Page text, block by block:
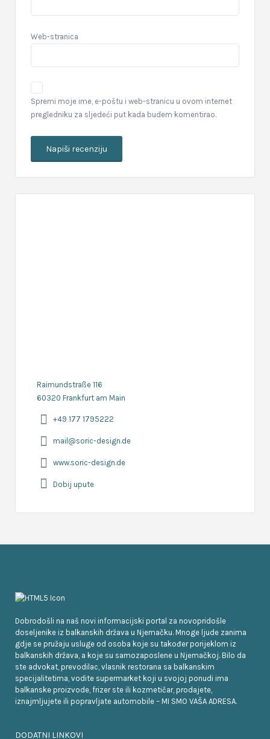
Web-stranica
Spremi moje ime, e-poštu i web-stranicu u ovom internet
pregledniku za sljedeći put kada budem komentirao.
Raimundstraße 116
60320 Frankfurt am Main
+49 177 1795222
mail@soric-design.de
www.soric-design.de
Dobij upute
Dobrodošli na naš novi informacijski portal za novopridošle
doseljenike iz balkanskih država u Njemačku. Mnoge ljude zanima
gdje se pružaju usluge od osoba koje su također porijeklom iz
balkanskih država, a koje su samozaposlene u Njemačkoj. Bilo da
ste advokat, prevodilac, vlasnik restorana sa balkanskim
specijalitetima, vodite supermarket koji u svojoj ponudi ima
balkanske proizvode, frizer ste ili kozmetičar, prodajete,
iznajmljujete ili popravljate automobile – MI SMO VAŠA ADRESA.
DODATNI LINKOVI